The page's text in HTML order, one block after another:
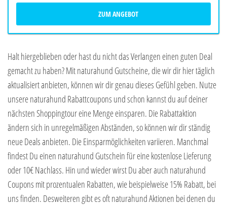
ZUM ANGEBOT
Halt hiergeblieben oder hast du nicht das Verlangen einen guten Deal
gemacht zu haben? Mit naturahund Gutscheine, die wir dir hier täglich
aktualisiert anbieten, können wir dir genau dieses Gefühl geben. Nutze
unsere naturahund Rabattcoupons und schon kannst du auf deiner
nächsten Shoppingtour eine Menge einsparen. Die Rabattaktion
ändern sich in unregelmäßigen Abständen, so können wir dir ständig
neue Deals anbieten. Die Einsparmöglichkeiten variieren. Manchmal
findest Du einen naturahund Gutschein für eine kostenlose Lieferung
oder 10€ Nachlass. Hin und wieder wirst Du aber auch naturahund
Coupons mit prozentualen Rabatten, wie beispielweise 15% Rabatt, bei
uns finden. Desweiteren gibt es oft naturahund Aktionen bei denen du